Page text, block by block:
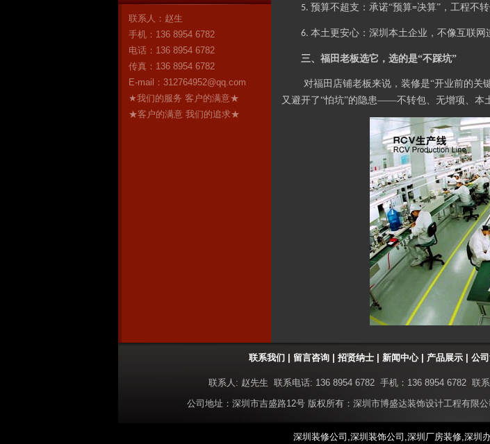
作为深圳市装修行业领军企业的
博盛达装饰，对自己“深圳本土”这
个身份感到无比自豪。17年来，
博盛达
更多
联系人：赵生
手机：136 8954 6782
电话：136 8954 6782
传真：136 8954 6782
E-mail： 312764952@qq.com
★我们的服务 客户的满意★
★客户的满意 我们的追求★
5. 预算不超支：承诺“预算=决算”，工程不
6. 本土更安心：深圳本土企业，不像互联网
三、福田老板选它，选的是“不踩坑”
对福田店铺老板来说，装修是“开业前的关
又避开了“怕坑”的隐患——不转包、无增项、本
联系我们 留言咨询 招贤纳士 新闻中心| 产品展示 公
联系人: 赵先生 联系电话: 136 8954 6782 手机：136 8954 6782 联
公司地址：深圳市吉盛路12号 版权所有：深圳市博盛达装饰设计工程有限
深圳装修公司,深圳装饰公司,深圳厂房装修,深圳